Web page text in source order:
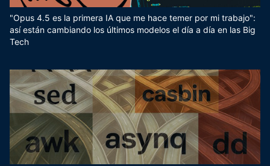
"Opus 4.5 es la primera IA que me hace temer por mi trabajo":
así están cambiando los últimos modelos el día a día en las Big
Tech